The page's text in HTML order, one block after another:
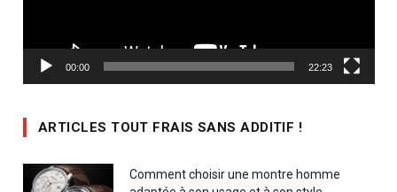
00:00 22:23
ARTICLES TOUT FRAIS SANS ADDITIF !
Comment choisir une montre homme